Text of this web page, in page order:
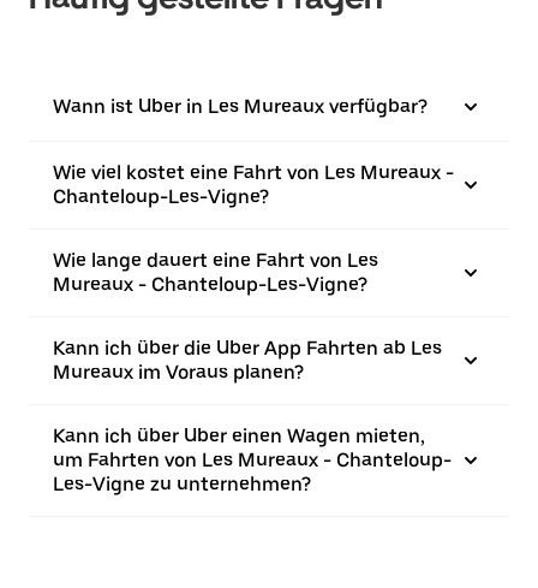
Wann ist Uber in Les Mureaux verfügbar?
Wie viel kostet eine Fahrt von Les Mureaux -
Chanteloup-Les-Vigne?
Wie lange dauert eine Fahrt von Les
Mureaux - Chanteloup-Les-Vigne?
Kann ich über die Uber App Fahrten ab Les
Mureaux im Voraus planen?
Kann ich über Uber einen Wagen mieten,
um Fahrten von Les Mureaux - Chanteloup-
Les-Vigne zu unternehmen?